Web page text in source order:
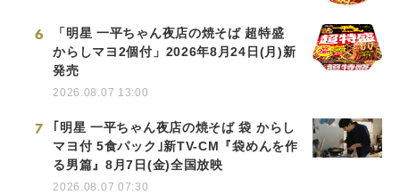
6
「明星 一平ちゃん夜店の焼そば 超特盛
からしマヨ2個付」2026年8月24日(月)新
発売
2026.08.07 13:00
7
｢明星 一平ちゃん夜店の焼そば 袋 からし
マヨ付 5食パック｣新TV-CM『袋めんを作
る男篇』8月7日(金)全国放映
2026.08.07 07:30